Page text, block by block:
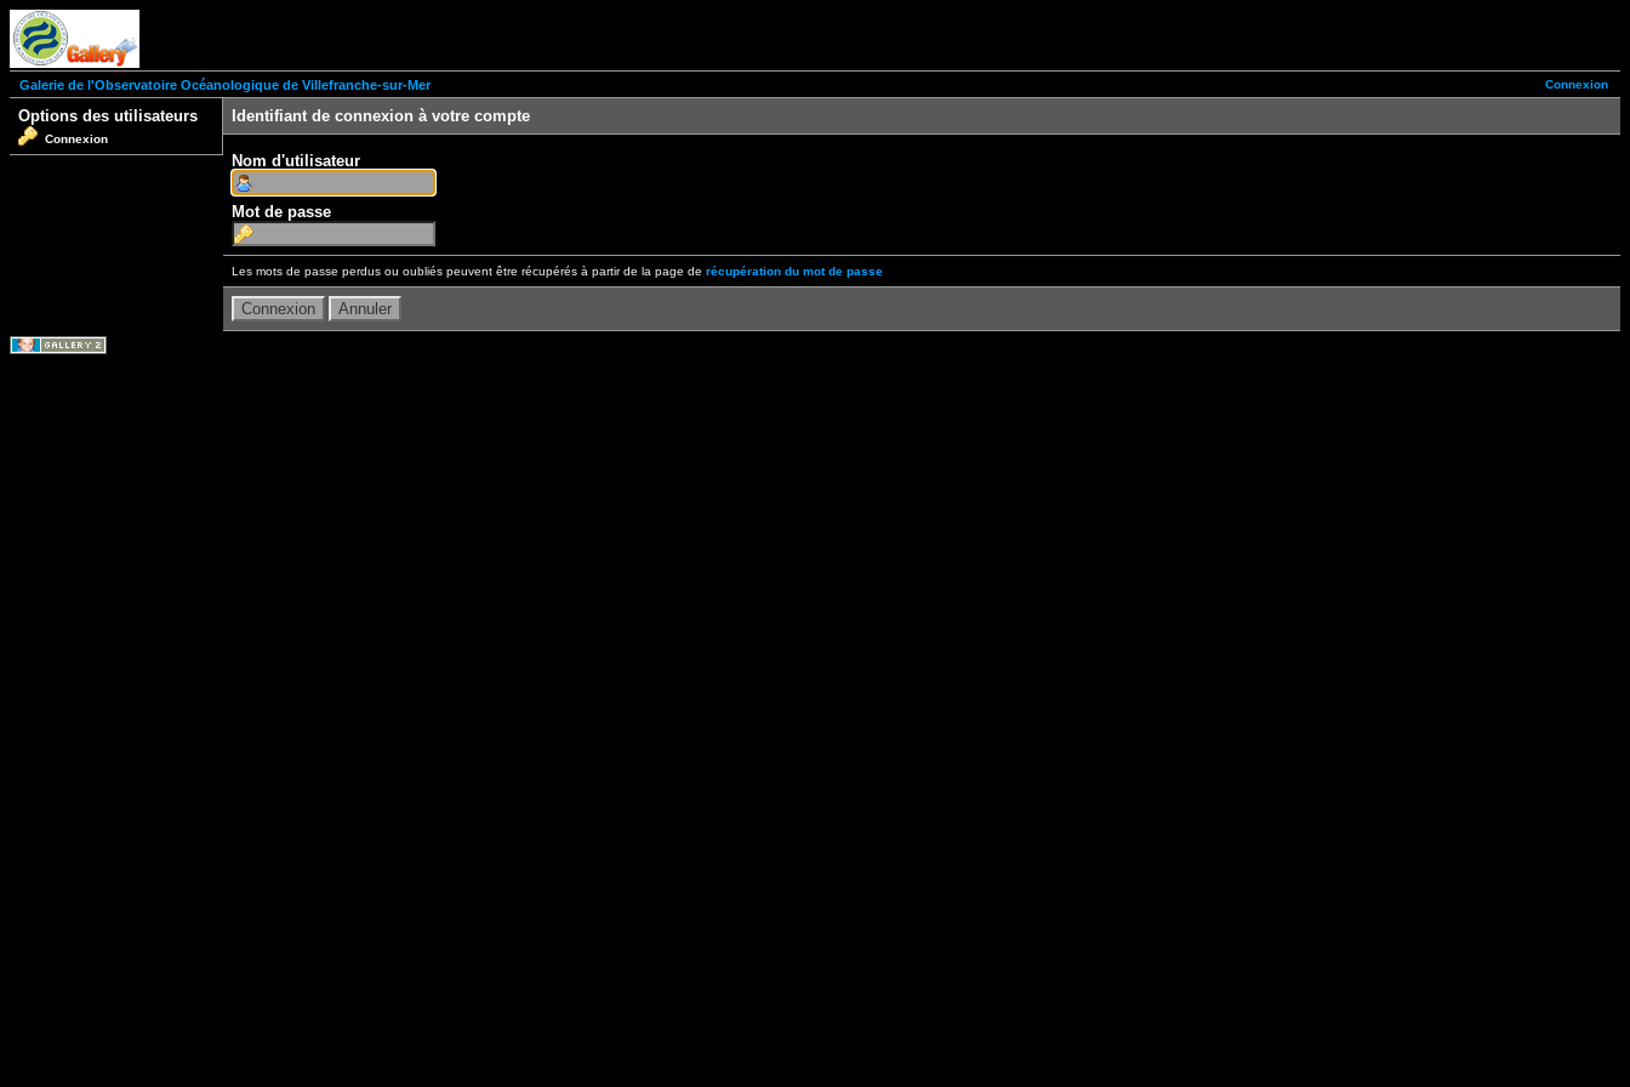
Connexion
Galerie de l'Observatoire Océanologique de Villefranche-sur-Mer
Options des utilisateurs
Connexion
Identifiant de connexion à votre compte
Nom d'utilisateur
Mot de passe
Les mots de passe perdus ou oubliés peuvent être récupérés à partir de la page de récupération du mot de passe